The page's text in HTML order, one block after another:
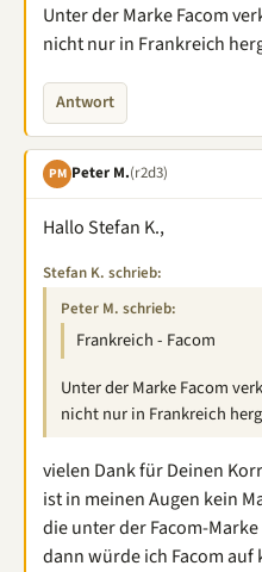
Unter der Marke Facom
nicht nur in Frankreich
Antwort
PM Peter M.(r2d3)
Hallo Stefan K.,
Stefan K. schrieb:
Peter M. schrieb:
Frankreich - Facom
Unter der Marke Facom
nicht nur in Frankreich
vielen Dank für Deinen
ist in meinen Augen kein
die unter der Facom-
dann würde ich Facom